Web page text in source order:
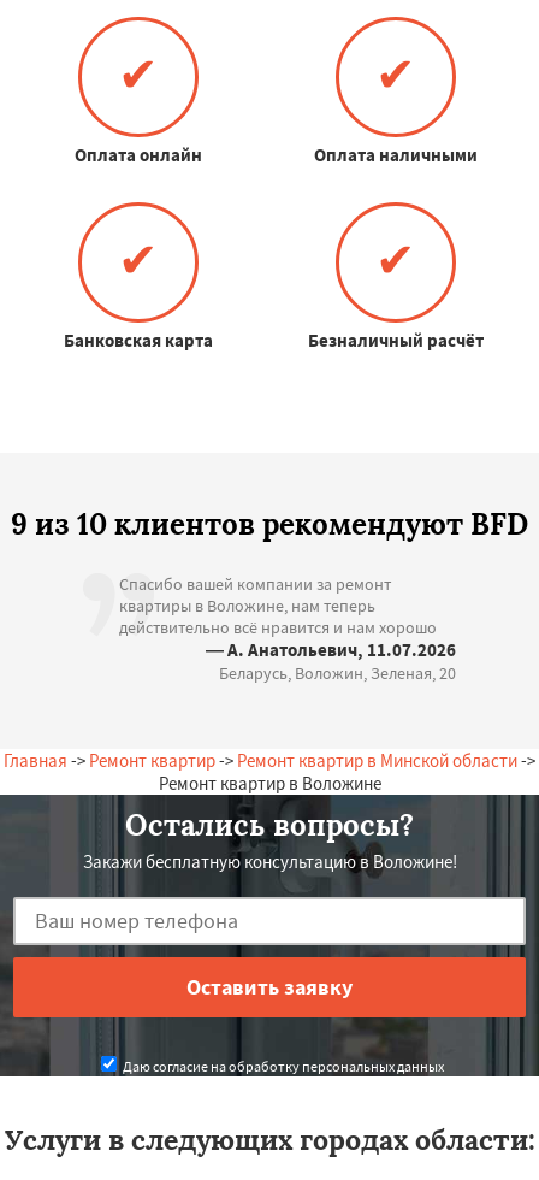
✔
Оплата онлайн
✔
Оплата наличными
✔
Банковская карта
✔
Безналичный расчёт
9 из 10 клиентов рекомендуют BFD
Спасибо вашей компании за ремонт
квартиры в Воложине, нам теперь
действительно всё нравится и нам хорошо
— А. Анатольевич, 11.07.2026
Беларусь, Воложин, Зеленая, 20
Главная -> Ремонт квартир-> Ремонт квартир в Минской области->
Ремонт квартир в Воложине
Остались вопросы?
Закажи бесплатную консультацию в Воложине!
Даю согласие на обработку персональных данных
Услуги в следующих городах области: